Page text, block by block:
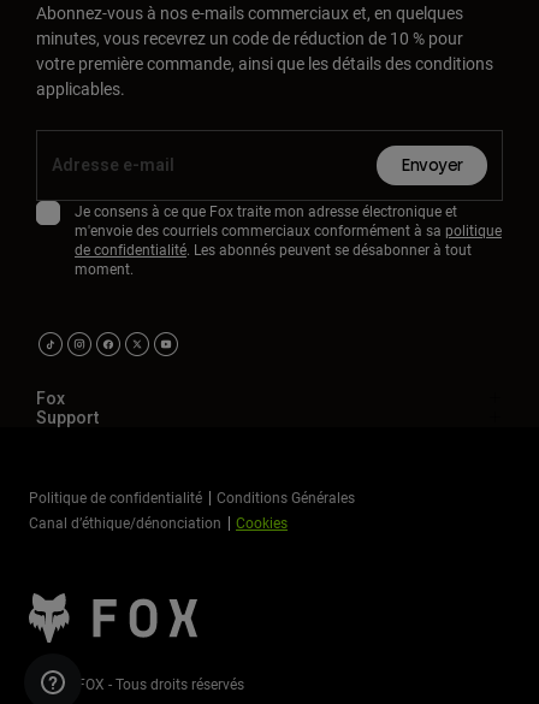
Abonnez-vous à nos e-mails commerciaux et, en quelques
minutes, vous recevrez un code de réduction de 10 % pour
votre première commande, ainsi que les détails des conditions
applicables.
Envoyer
Je consens à ce que Fox traite mon adresse électronique et
m'envoie des courriels commerciaux conformément à sa politique
de confidentialité. Les abonnés peuvent se désabonner à tout
moment.
Fox
Support
Politique de confidentialité
Conditions Générales
Canal d’éthique/dénonciation
Cookies
©2026 FOX - Tous droits réservés